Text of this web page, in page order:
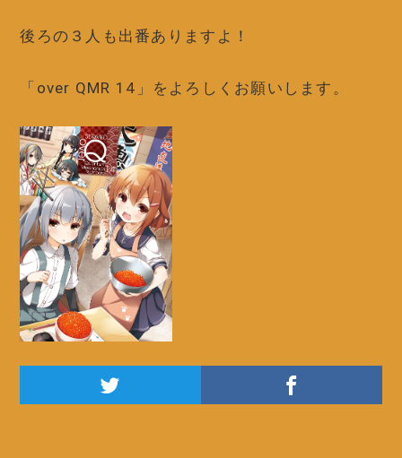
後ろの３人も出番ありますよ！
「over QMR 14」をよろしくお願いします。